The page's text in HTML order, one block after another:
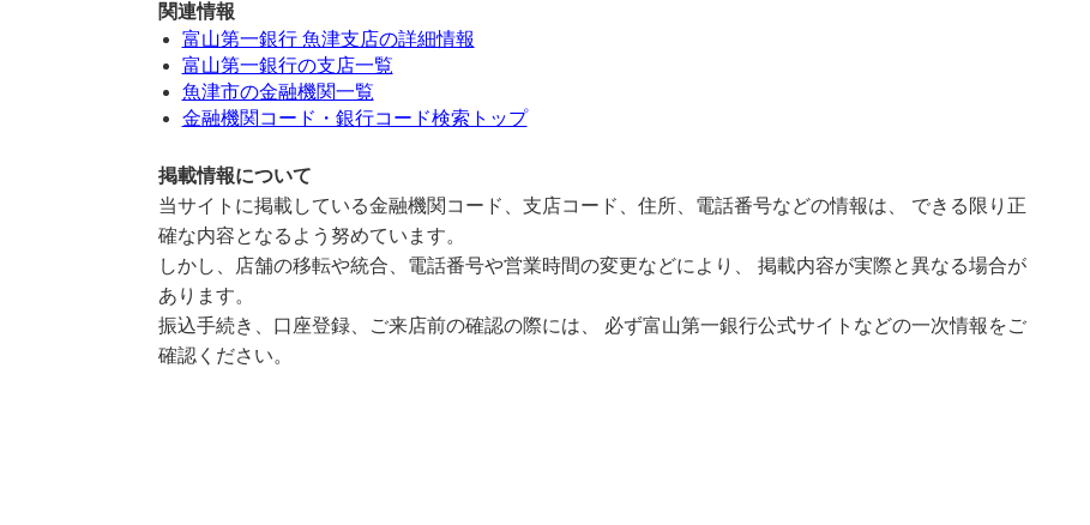
関連情報
富山第一銀行 魚津支店の詳細情報
富山第一銀行の支店一覧
魚津市の金融機関一覧
金融機関コード・銀行コード検索トップ
掲載情報について
当サイトに掲載している金融機関コード、支店コード、住所、電話番号などの情報は、 できる限り正
確な内容となるよう努めています。
しかし、店舗の移転や統合、電話番号や営業時間の変更などにより、 掲載内容が実際と異なる場合が
あります。
振込手続き、口座登録、ご来店前の確認の際には、 必ず富山第一銀行公式サイトなどの一次情報をご
確認ください。